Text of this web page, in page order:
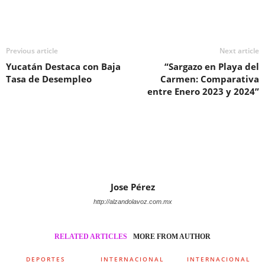
Previous article
Yucatán Destaca con Baja
Tasa de Desempleo
Next article
“Sargazo en Playa del
Carmen: Comparativa
entre Enero 2023 y 2024”
Jose Pérez
http://alzandolavoz.com.mx
RELATED ARTICLES MORE FROM AUTHOR
DEPORTES INTERNACIONAL INTERNACIONAL